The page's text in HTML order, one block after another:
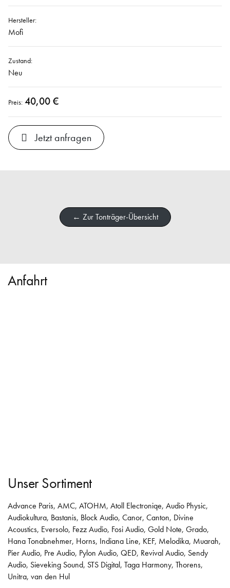
Hersteller:
Mofi
Zustand:
Neu
Preis: 40,00 €
Jetzt anfragen
← Zur Tonträger-Übersicht
Anfahrt
Unser Sortiment
Advance Paris, AMC, ATOHM, Atoll Electroniqe, Audio Physic,
Audiokultura, Bastanis, Block Audio, Canor, Canton, Divine
Acoustics, Eversolo, Fezz Audio, Fosi Audio, Gold Note, Grado,
Hana Tonabnehmer, Horns, Indiana Line, KEF, Melodika, Muarah,
Pier Audio, Pre Audio, Pylon Audio, QED, Revival Audio, Sendy
Audio, Sieveking Sound, STS Digital, Taga Harmony, Thorens,
Unitra, van den Hul